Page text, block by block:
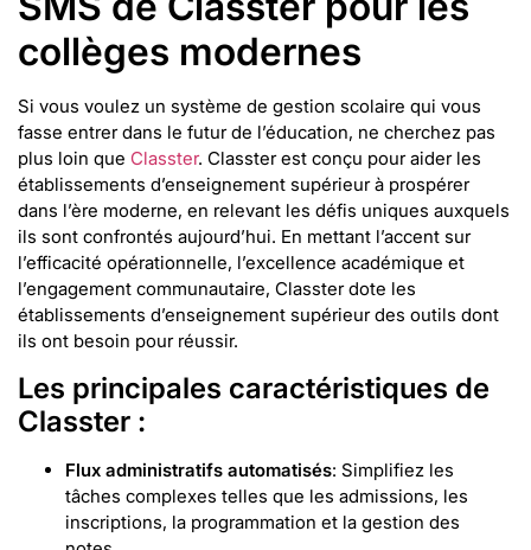
collèges modernes
Si vous voulez un système de gestion scolaire qui vous
fasse entrer dans le futur de l’éducation, ne cherchez pas
plus loin que Classter. Classter est conçu pour aider les
établissements d’enseignement supérieur à prospérer
dans l’ère moderne, en relevant les défis uniques auxquels
ils sont confrontés aujourd’hui. En mettant l’accent sur
l’efficacité opérationnelle, l’excellence académique et
l’engagement communautaire, Classter dote les
établissements d’enseignement supérieur des outils dont
ils ont besoin pour réussir.
Les principales caractéristiques de
Classter :
Flux administratifs automatisés: Simplifiez les
tâches complexes telles que les admissions, les
inscriptions, la programmation et la gestion des